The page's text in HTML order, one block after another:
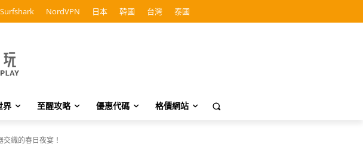
Surfshark NordVPN 日本 韓國 台灣 泰國
界 至醒攻略 優惠代碼 格價網站
織的春日夜宴！